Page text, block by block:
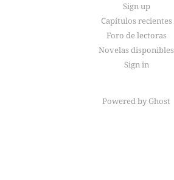
Sign up
Capítulos recientes
Foro de lectoras
Novelas disponibles
Sign in
Powered byGhost